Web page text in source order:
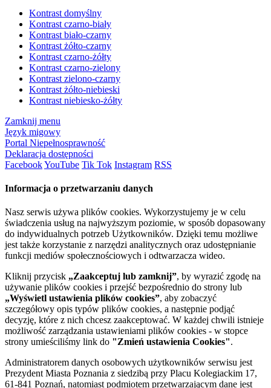
Kontrast domyślny
Kontrast czarno-biały
Kontrast biało-czarny
Kontrast żółto-czarny
Kontrast czarno-żółty
Kontrast czarno-zielony
Kontrast zielono-czarny
Kontrast żółto-niebieski
Kontrast niebiesko-żółty
Zamknij menu
Język migowy
Portal Niepełnosprawność
Deklaracja dostępności
FacebookYouTube Tik Tok Instagram RSS
Informacja o przetwarzaniu danych
Nasz serwis używa plików cookies. Wykorzystujemy je w celu
świadczenia usług na najwyższym poziomie, w sposób dopasowany
do indywidualnych potrzeb Użytkowników. Dzięki temu możliwe
jest także korzystanie z narzędzi analitycznych oraz udostępnianie
funkcji mediów społecznościowych i odtwarzacza wideo.
Kliknij przycisk „Zaakceptuj lub zamknij”, by wyrazić zgodę na
używanie plików cookies i przejść bezpośrednio do strony lub
„Wyświetl ustawienia plików cookies”, aby zobaczyć
szczegółowy opis typów plików cookies, a następnie podjąć
decyzję, które z nich chcesz zaakceptować. W każdej chwili istnieje
możliwość zarządzania ustawieniami plików cookies - w stopce
strony umieściliśmy link do "Zmień ustawienia Cookies".
Administratorem danych osobowych użytkowników serwisu jest
Prezydent Miasta Poznania z siedzibą przy Placu Kolegiackim 17,
61-841 Poznań, natomiast podmiotem przetwarzającym dane jest